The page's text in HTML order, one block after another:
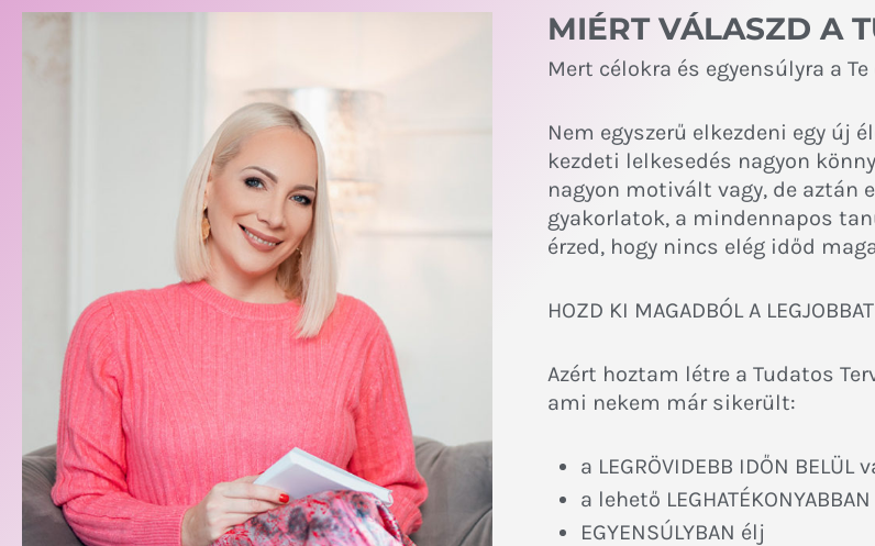
MIÉRT VÁLASZD A
Mert célokra és egyensúlyra a
Nem egyszerű elkezdeni egy új
kezdeti lelkesedés nagyon
nagyon motivált vagy, de aztán
gyakorlatok, a mindennapos
érzed, hogy nincs elég időd
HOZD KI MAGADBÓL A
Azért hoztam létre a Tudatos
ami nekem már sikerült:
a LEGRÖVIDEBB IDŐN
a lehető
EGYENSÚLYBAN élj